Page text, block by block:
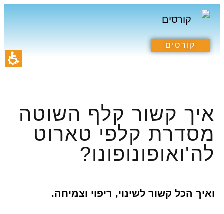
תחילתו
אינטרנט,
לעבור
לאזור
מרכזי
קורסים
איך קשור קלף השוטה
מסדרת קלפי טארוט
לה'ואופונופונו?
ואיך הכל קשור לשינוי, ריפוי וצמיחה.